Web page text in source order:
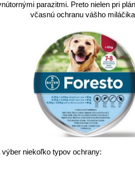
parazitmi. Preto nielen pri
včasnú ochranu vášho
niekoľko typov ochrany: